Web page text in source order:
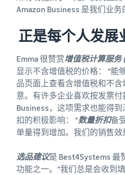
如何在线销售膳食补
拓展膳食补充剂的线上销售
如何在线销售耳机
向世界各地的客户销售耳机
如何在线销售 T 恤
发展你的 T 恤品牌
Amazon Business 是我们业
正是每个人发展
Emma 很赞赏增值税计算服务
显示不含增值税的价格： “能
品页面上查看含增值税和不
意。有许多企业喜欢按发票付
Business，这项需求也能得
扣的积极影响： “数量折扣备
单量得到增加。我们的销售效
选品建议是 Best4Systems 最
功能之一。“我们总是会收到